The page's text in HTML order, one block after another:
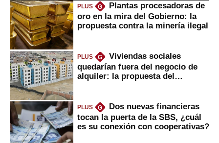
PLUS G
Plantas procesadoras de
oro en la mira del Gobierno: la
propuesta contra la minería ilegal
PLUS G
Viviendas sociales
quedarían fuera del negocio de
alquiler: la propuesta del
PLUS G
Dos nuevas financieras
tocan la puerta de la SBS, ¿cuál
es su conexión con cooperativas?